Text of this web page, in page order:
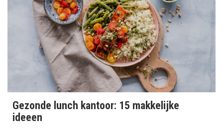
Gezonde lunch kantoor: 15 makkelijke
ideeen